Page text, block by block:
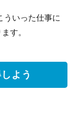
ういった仕事に
す。
よう